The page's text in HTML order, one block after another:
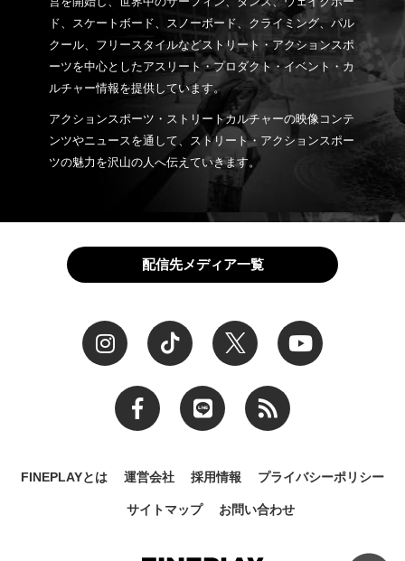
ド、スケートボード、スノーボード、クライミング、パル
クール、フリースタイルなどストリート・アクションスポ
ーツを中心としたアスリート・プロダクト・イベント・カ
ルチャー情報を提供しています。
アクションスポーツ・ストリートカルチャーの映像コンテ
ンツやニュースを通して、ストリート・アクションスポー
ツの魅力を沢山の人へ伝えていきます。
配信先メディア一覧
FINEPLAYとは 運営会社 採用情報 プライバシーポリシー
サイトマップ お問い合わせ